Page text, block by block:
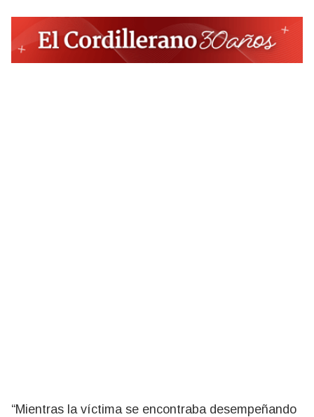
“Mientras la víctima se encontraba desempeñando